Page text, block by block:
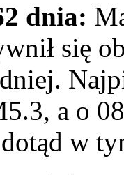
dnia:
się
a o
w